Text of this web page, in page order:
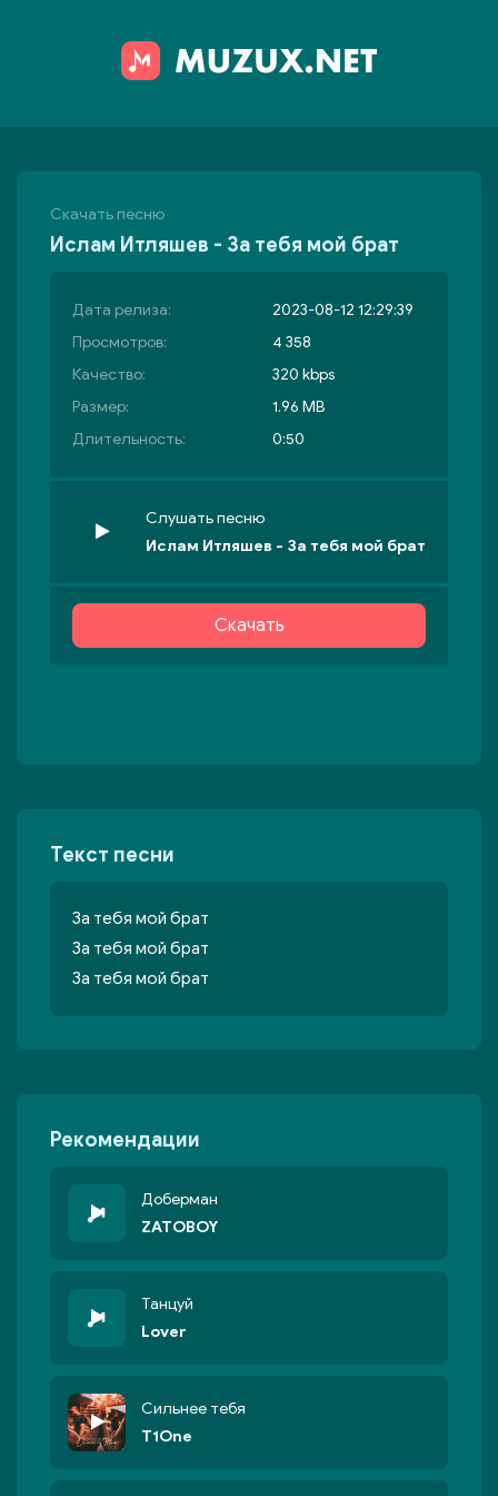
Скачать песню
Ислам Итляшев - За тебя мой брат
Дата релиза:
2023-08-12 12:29:39
Просмотров:
4 358
Качество:
320 kbps
Размер:
1.96 MB
Длительность:
0:50
Слушать песню
Ислам Итляшев - За тебя мой брат
Скачать
Текст песни
За тебя мой брат
За тебя мой брат
За тебя мой брат
Рекомендации
Доберман
ZATOBOY
Танцуй
Lover
Сильнее тебя
T1One